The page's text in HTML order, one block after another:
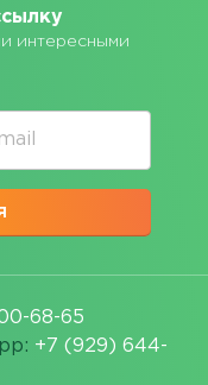
интересными
68-65
+7 (929) 644-